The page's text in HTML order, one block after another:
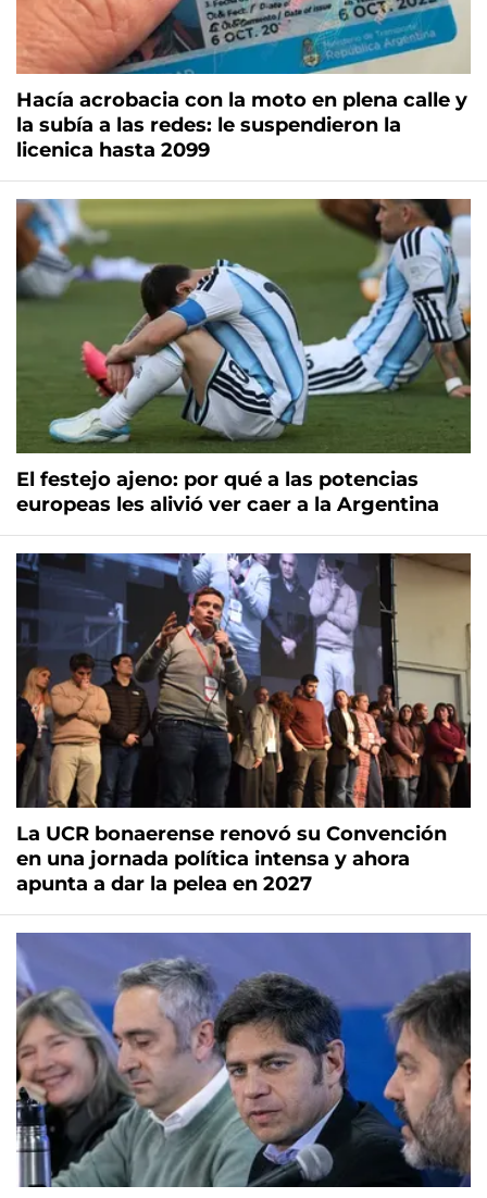
Hacía acrobacia con la moto en plena calle y
la subía a las redes: le suspendieron la
licenica hasta 2099
El festejo ajeno: por qué a las potencias
europeas les alivió ver caer a la Argentina
La UCR bonaerense renovó su Convención
en una jornada política intensa y ahora
apunta a dar la pelea en 2027